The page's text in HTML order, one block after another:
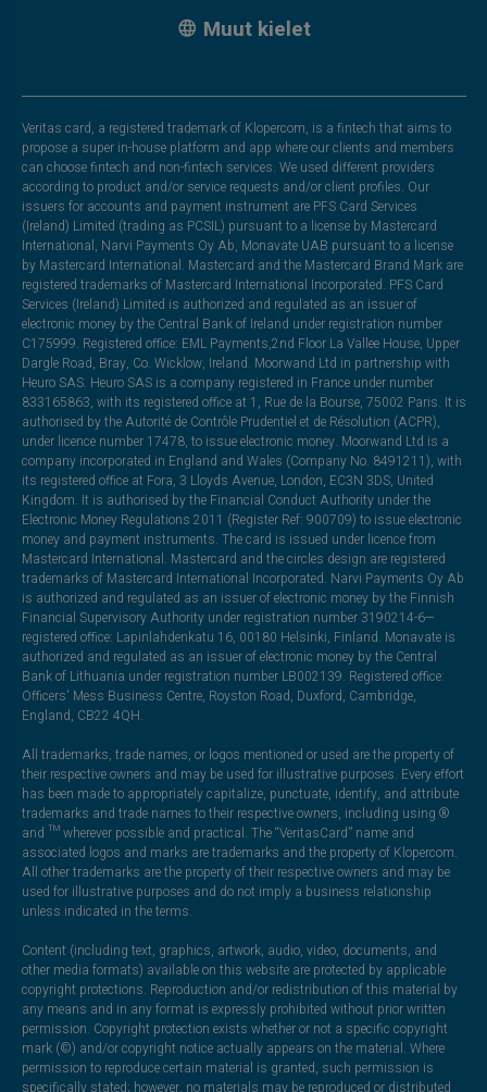
Muut kielet
Veritas card, a registered trademark of Klopercom, is a fintech that aims to
propose a super in-house platform and app where our clients and members
can choose fintech and non-fintech services. We used different providers
according to product and/or service requests and/or client profiles. Our
issuers for accounts and payment instrument are PFS Card Services
(Ireland) Limited (trading as PCSIL) pursuant to a license by Mastercard
International, Narvi Payments Oy Ab, Monavate UAB pursuant to a license
by Mastercard International. Mastercard and the Mastercard Brand Mark are
registered trademarks of Mastercard International Incorporated. PFS Card
Services (Ireland) Limited is authorized and regulated as an issuer of
electronic money by the Central Bank of Ireland under registration number
C175999. Registered office: EML Payments,2nd Floor La Vallee House, Upper
Dargle Road, Bray, Co. Wicklow, Ireland. Moorwand Ltd in partnership with
Heuro SAS. Heuro SAS is a company registered in France under number
833165863, with its registered office at 1, Rue de la Bourse, 75002 Paris. It is
authorised by the Autorité de Contrôle Prudentiel et de Résolution (ACPR),
under licence number 17478, to issue electronic money. Moorwand Ltd is a
company incorporated in England and Wales (Company No. 8491211), with
its registered office at Fora, 3 Lloyds Avenue, London, EC3N 3DS, United
Kingdom. It is authorised by the Financial Conduct Authority under the
Electronic Money Regulations 2011 (Register Ref: 900709) to issue electronic
money and payment instruments. The card is issued under licence from
Mastercard International. Mastercard and the circles design are registered
trademarks of Mastercard International Incorporated. Narvi Payments Oy Ab
is authorized and regulated as an issuer of electronic money by the Finnish
Financial Supervisory Authority under registration number 3190214-6—
registered office: Lapinlahdenkatu 16, 00180 Helsinki, Finland. Monavate is
authorized and regulated as an issuer of electronic money by the Central
Bank of Lithuania under registration number LB002139. Registered office:
Officers' Mess Business Centre, Royston Road, Duxford, Cambridge,
England, CB22 4QH.
All trademarks, trade names, or logos mentioned or used are the property of
their respective owners and may be used for illustrative purposes. Every effort
has been made to appropriately capitalize, punctuate, identify, and attribute
trademarks and trade names to their respective owners, including using ®
and ™ wherever possible and practical. The “VeritasCard” name and
associated logos and marks are trademarks and the property of Klopercom.
All other trademarks are the property of their respective owners and may be
used for illustrative purposes and do not imply a business relationship
unless indicated in the terms.
Content (including text, graphics, artwork, audio, video, documents, and
other media formats) available on this website are protected by applicable
copyright protections. Reproduction and/or redistribution of this material by
any means and in any format is expressly prohibited without prior written
permission. Copyright protection exists whether or not a specific copyright
mark (©) and/or copyright notice actually appears on the material. Where
permission to reproduce certain material is granted, such permission is